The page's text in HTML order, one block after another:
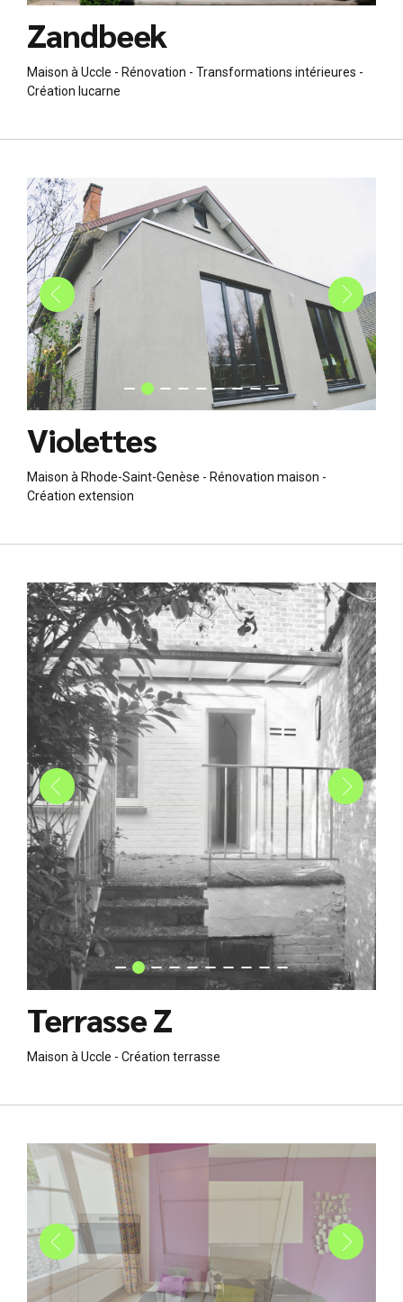
Zandbeek
Maison à Uccle - Rénovation - Transformations intérieures -
Création lucarne
Violettes
Maison à Rhode-Saint-Genèse - Rénovation maison -
Création extension